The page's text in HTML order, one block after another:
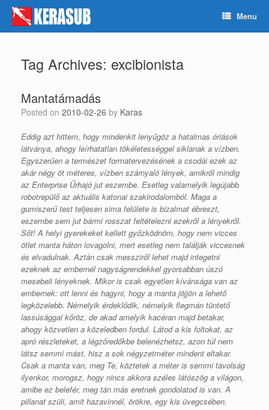
Skip
content
Menu
Tag Archives: excibionista
Mantatámadás
Posted on 2010-02-26 by Karas
Eddig azt hittem, hogy mindenkit lenyűgöz a hatalmas óriások
látványa, ahogy leírhatatlan tökéletességgel siklanak a vízben.
Egyszerűen a természet formatervezésének a csodái ezek az
akár négy öt méteres, vízben szárnyaló lények, amikről mindig
az Enterprise Űrhajó jut eszembe. Esetleg valamelyik legújabb
robotrepülő az aktuális katonai szakirodalomból. Maga a
gumiszerű test teljesen sima felülete is bizalmat ébreszt,
eszembe sem jut bármi rosszat feltételezni ezekről a lényekről.
Sőt! A helyi gyerekeket kellett győzködnöm, hogy nem vicces
ötlet manta háton lovagolni, mert esetleg nem találják viccesnek
és elvadulnak. Aztán csak messziről lehet majd integetni
ezeknek az embernél nagyságrendekkel gyorsabban úszó
mesebeli lényeknek. Mikor is csak egyetlen kívánsága van az
embernek: ott lenni és hagyni, hogy a manta jöjjön a lehető
legközelebb. Némelyik érdeklődik, némelyik flegmán tüntető
lassúsággal kőröz, de akad amelyik kacéran majd betakar,
ahogy közvetlen a közeledben fordul. Látod a kis foltokat, az
apró részleteket, a légzőredőkbe belenézhetsz, azon túl nem
látsz semmi mást, hisz a sok négyzetméter mindent eltakar.
Csak a manta van, meg Te, köztetek a méter is semmi távolság
ilyenkor, morogsz, hogy nincs akkora széles látószög a világon,
amibe ez belefér, meg tán más eretnek gondolatod is van. A
pillanat szüli, amit hazavinnél, örökre, egy kis üvegcsében.